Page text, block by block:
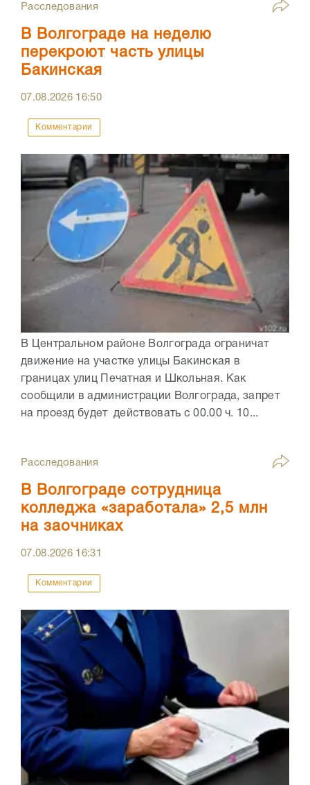
Расследования
В Волгограде на неделю
перекроют часть улицы
Бакинская
07.08.2026 16:50
Комментарии
В Центральном районе Волгограда ограничат
движение на участке улицы Бакинская в
границах улиц Печатная и Школьная. Как
сообщили в администрации Волгограда, запрет
на проезд будет действовать с 00.00 ч. 10...
Расследования
В Волгограде сотрудница
колледжа «заработала» 2,5 млн
на заочниках
07.08.2026 16:31
Комментарии